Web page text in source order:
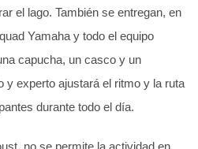
el lago. También se entregan, en
Yamaha y todo el equipo
capucha, un casco y un
y experto ajustará el ritmo y la ruta
durante todo el día.